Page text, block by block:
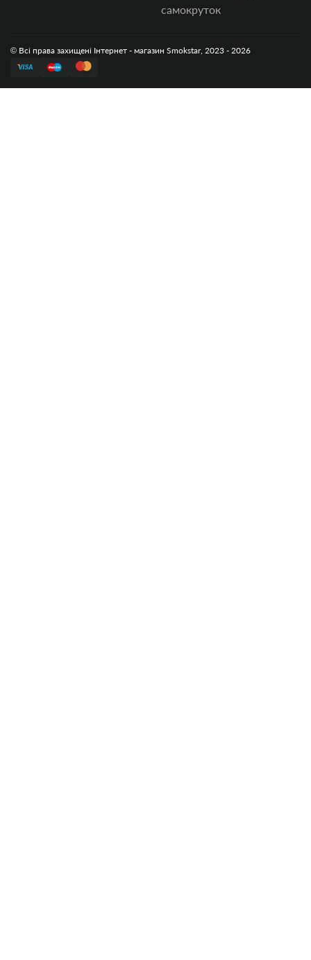
самокруток
© Всі права захищені Інтернет - магазин Smokstar, 2023 - 2026